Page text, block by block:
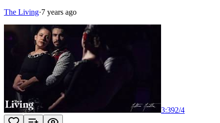
The Living·7 years ago
3:392/4